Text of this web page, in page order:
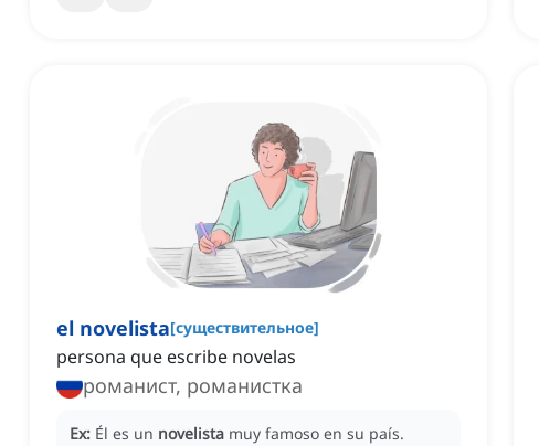
el novelista[существительное]
persona que escribe novelas
романист, романистка
Ex: Él es un novelista muy famoso en su país.